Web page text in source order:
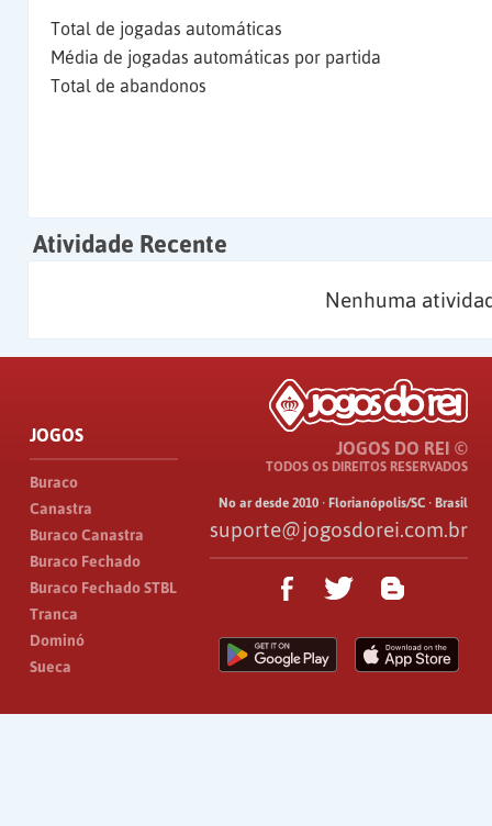
Total de jogadas automáticas
Média de jogadas automáticas por partida
Total de abandonos
Atividade Recente
Nenhuma
JOGOS
Buraco
Canastra
Buraco Canastra
Buraco Fechado
Buraco Fechado STBL
Tranca
Dominó
Sueca
JOGOS DO REI ©
TODOS OS DIREITOS RESERVADOS
No ar desde 2010 · Florianópolis/SC · Brasil
suporte@jogosdorei.com.br